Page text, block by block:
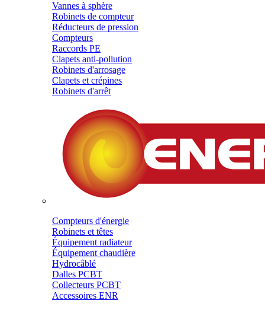
Vannes à sphère
Robinets de compteur
Réducteurs de pression
Compteurs
Raccords PE
Clapets anti-pollution
Robinets d'arrosage
Clapets et crépines
Robinets d'arrêt
Compteurs d'énergie
Robinets et têtes
Équipement radiateur
Équipement chaudière
Hydrocâblé
Dalles PCBT
Collecteurs PCBT
Accessoires ENR